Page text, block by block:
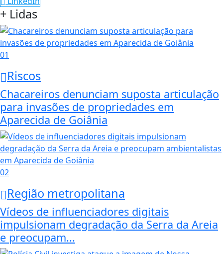
+ Lidas
01
Riscos
Chacareiros denunciam suposta articulação
para invasões de propriedades em
Aparecida de Goiânia
02
Região metropolitana
Vídeos de influenciadores digitais
impulsionam degradação da Serra da Areia
e preocupam...